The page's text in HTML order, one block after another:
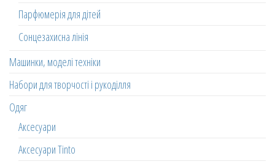
Парфюмерія для дітей
Сонцезахисна лінія
Машинки, моделі техніки
Набори для творчості і рукоділля
Одяг
Аксесуари
Аксесуари Tinto